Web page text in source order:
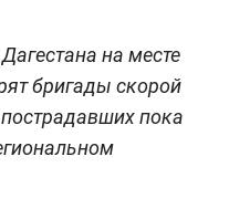
на месте
бригады скорой
пока